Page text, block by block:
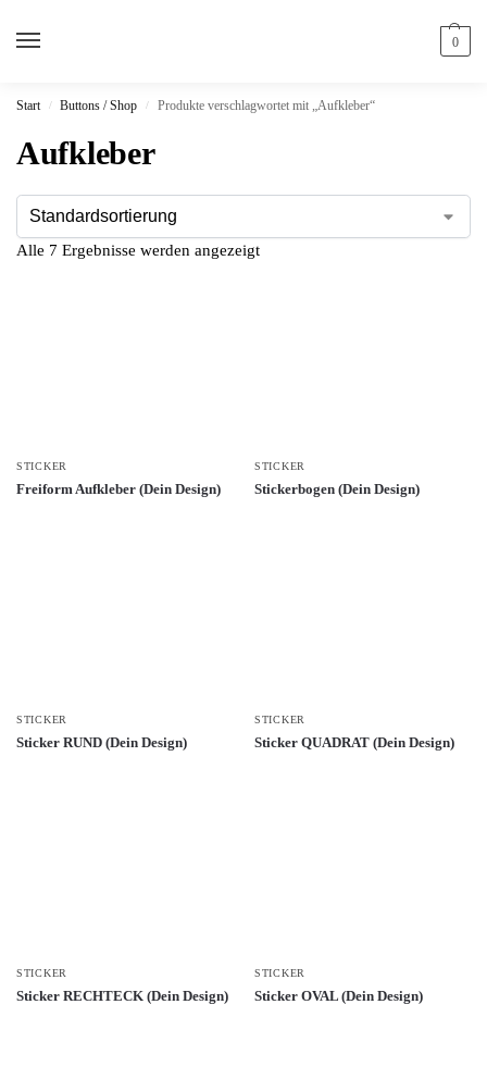
0
Start / Buttons / Shop / Produkte verschlagwortet mit „Aufkleber“
Aufkleber
Alle 7 Ergebnisse werden angezeigt
STICKER
Freiform Aufkleber (Dein Design)
STICKER
Stickerbogen (Dein Design)
STICKER
Sticker RUND (Dein Design)
STICKER
Sticker QUADRAT (Dein Design)
STICKER
Sticker RECHTECK (Dein Design)
STICKER
Sticker OVAL (Dein Design)